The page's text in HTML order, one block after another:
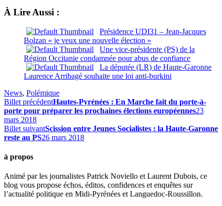
À Lire Aussi :
Présidence UDI31 – Jean-Jacques
Bolzan « je veux une nouvelle élection »
Une vice-présidente (PS) de la
Région Occitanie condamnée pour abus de confiance
La députée (LR) de Haute-Garonne
Laurence Arribagé souhaite une loi anti-burkini
News, Polémique
Billet précédentHautes-Pyrénées : En Marche fait du porte-à-
porte pour préparer les prochaines élections européennes23
mars 2018
Billet suivantScission entre Jeunes Socialistes : la Haute-Garonne
reste au PS26 mars 2018
à propos
Animé par les journalistes Patrick Noviello et Laurent Dubois, ce
blog vous propose échos, éditos, confidences et enquêtes sur
l’actualité politique en Midi-Pyrénées et Languedoc-Roussillon.